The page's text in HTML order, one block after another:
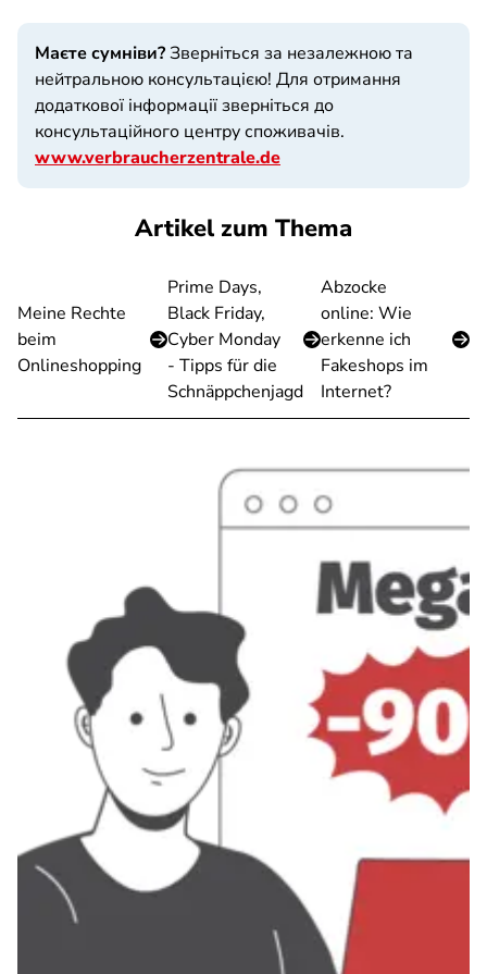
Маєте сумніви?Зверніться за незалежною та
нейтральною консультацією! Для отримання
додаткової інформації зверніться до
консультаційного центру споживачів.
www.verbraucherzentrale.de
Artikel zum Thema
Meine Rechte
beim
Onlineshopping
Prime Days,
Black Friday,
Cyber Monday
- Tipps für die
Schnäppchenjagd
Abzocke
online: Wie
erkenne ich
Fakeshops im
Internet?